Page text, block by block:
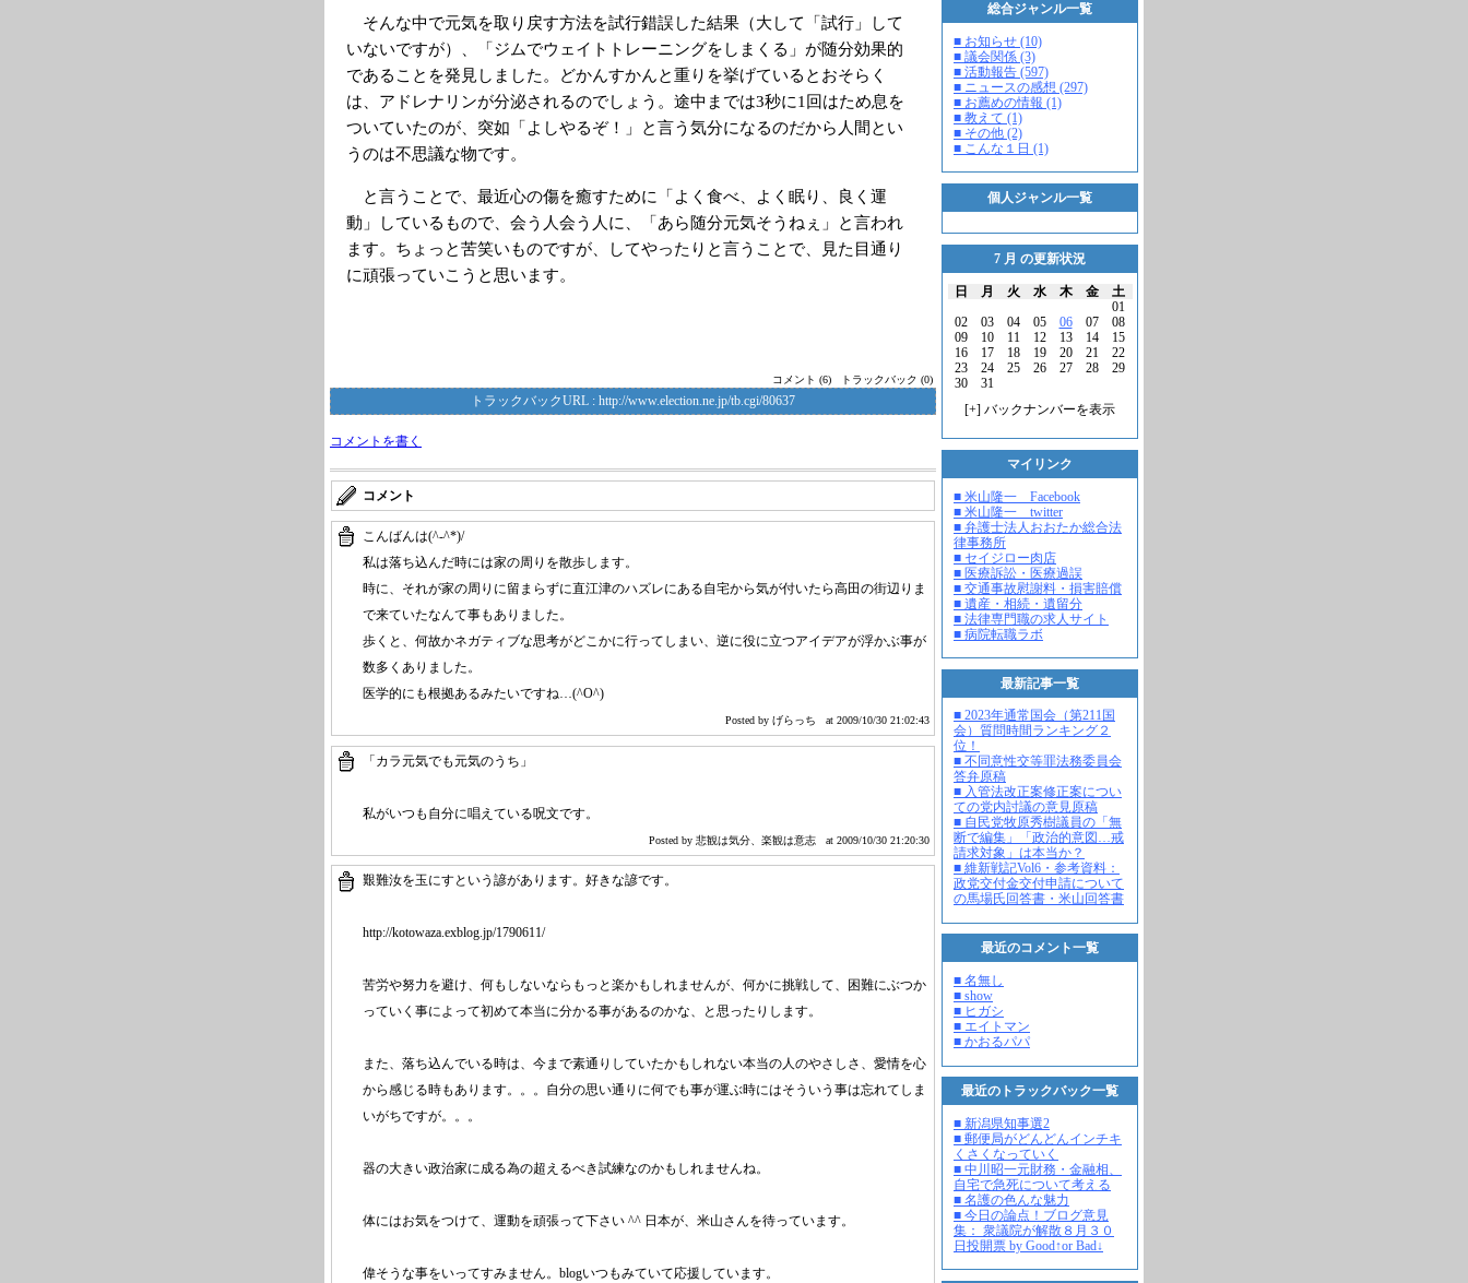
総合ジャンル一覧
■ お知らせ (10)
■ 議会関係 (3)
■ 活動報告 (597)
■ ニュースの感想 (297)
■ お薦めの情報 (1)
■ 教えて (1)
■ その他 (2)
■ こんな１日 (1)
個人ジャンル一覧
7 月 の更新状況
日 月 火 水 木 金
土
01
02
03 04 05 06 07
08
09
10 11 12 13 14
15
16
17 18 19 20 21
22
23
24 25 26 27 28
29
30
31
[+] バックナンバーを表示
マイリンク
■ 米山隆一 Facebook
■ 米山隆一 twitter
■ 弁護士法人おおたか総合法
律事務所
■ セイジロー肉店
■ 医療訴訟・医療過誤
■ 交通事故慰謝料・損害賠償
■ 遺産・相続・遺留分
■ 法律専門職の求人サイト
■ 病院転職ラボ
最新記事一覧
■ 2023年通常国会（第211国
会）質問時間ランキング２
位！
■ 不同意性交等罪法務委員会
答弁原稿
■ 入管法改正案修正案につい
ての党内討議の意見原稿
■ 自民党牧原秀樹議員の「無
断で編集」「政治的意図…戒
請求対象」は本当か？
■ 維新戦記Vol6・参考資料：
政党交付金交付申請について
の馬場氏回答書・米山回答書
最近のコメント一覧
■ 名無し
■ show
■ ヒガシ
■ エイトマン
■ かおるパパ
最近のトラックバック一覧
■ 新潟県知事選2
■ 郵便局がどんどんインチキ
くさくなっていく
■ 中川昭一元財務・金融相、
自宅で急死について考える
■ 名護の色んな魅力
■ 今日の論点！ブログ意見
集： 衆議院が解散８月３０
日投開票 by Good↑or Bad↓
そんな中で元気を取り戻す方法を試行錯誤した結果（大して「試行」して
いないですが）、「ジムでウェイトトレーニングをしまくる」が随分効果的
であることを発見しました。どかんすかんと重りを挙げているとおそらく
は、アドレナリンが分泌されるのでしょう。途中までは3秒に1回はため息を
ついていたのが、突如「よしやるぞ！」と言う気分になるのだから人間とい
うのは不思議な物です。
と言うことで、最近心の傷を癒すために「よく食べ、よく眠り、良く運
動」しているもので、会う人会う人に、「あら随分元気そうねぇ」と言われ
ます。ちょっと苦笑いものですが、してやったりと言うことで、見た目通り
に頑張っていこうと思います。
コメント (6) トラックバック (0)
トラックバックURL : http://www.election.ne.jp/tb.cgi/80637
コメントを書く
コメント
こんばんは(^-^*)/
私は落ち込んだ時には家の周りを散歩します。
時に、それが家の周りに留まらずに直江津のハズレにある自宅から気が付いたら高田の街辺りま
で来ていたなんて事もありました。
歩くと、何故かネガティブな思考がどこかに行ってしまい、逆に役に立つアイデアが浮かぶ事が
数多くありました。
医学的にも根拠あるみたいですね…(^O^)
Posted by げらっち at 2009/10/30 21:02:43
「カラ元気でも元気のうち」
私がいつも自分に唱えている呪文です。
Posted by 悲観は気分、楽観は意志 at 2009/10/30 21:20:30
艱難汝を玉にすという諺があります。好きな諺です。
http://kotowaza.exblog.jp/1790611/
苦労や努力を避け、何もしないならもっと楽かもしれませんが、何かに挑戦して、困難にぶつか
っていく事によって初めて本当に分かる事があるのかな、と思ったりします。
また、落ち込んでいる時は、今まで素通りしていたかもしれない本当の人のやさしさ、愛情を心
から感じる時もあります。。。自分の思い通りに何でも事が運ぶ時にはそういう事は忘れてしま
いがちですが。。。
器の大きい政治家に成る為の超えるべき試練なのかもしれませんね。
体にはお気をつけて、運動を頑張って下さい ^^ 日本が、米山さんを待っています。
偉そうな事をいってすみません。blogいつもみていて応援しています。